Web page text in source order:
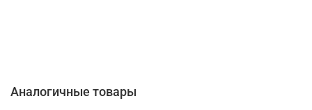
Аналогичные товары